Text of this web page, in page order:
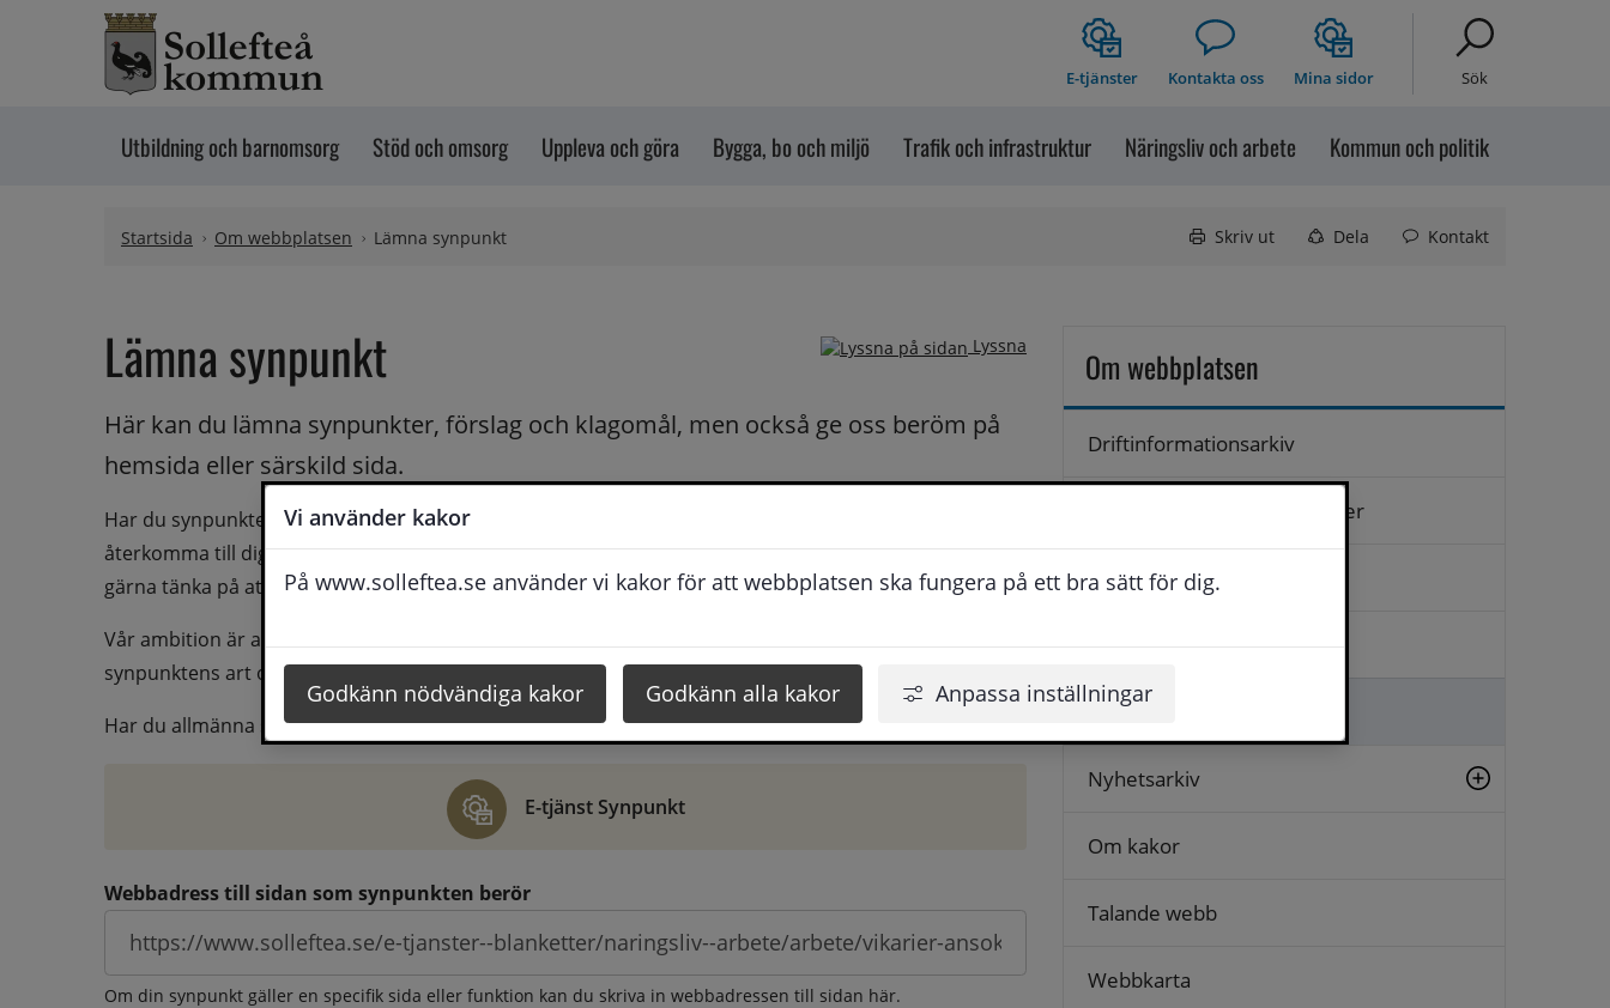
Vi använder kakor
På www.solleftea.se använder vi kakor för att webbplatsen ska fungera på ett bra sätt för dig.
Godkänn nödvändiga kakor Godkänn alla kakor Anpassa inställningar
Hoppa till innehåll
E-tjänster Kontakta oss Mina sidor Sök
Utbildning och barnomsorg Stöd och omsorg Uppleva och göra Bygga, bo och miljö Trafik och infrastruktur Näringsliv och arbete Kommun och politik
Startsida Om webbplatsen Lämna synpunkt Skriv ut Dela Kontakt
Lyssna
Lämna synpunkt
Här kan du lämna synpunkter, förslag och klagomål, men också ge oss beröm på
hemsida eller särskild sida.
Har du synpunkter på webbplatsen kan du skicka in dem via formuläret nedanför. Vill du att vi ska
återkomma till dig behöver du även fylla i dina kontaktuppgifter. När du skriver in din synpunkt får du
gärna tänka på att vara så tydlig som möjligt för att vi ska kunna hjälpa dig bättre.
Vår ambition är att besvara synpunkter så snart som möjligt, men svarstiden beror givetvis på
synpunktens art och omfång.
Har du allmänna synpunkter, klagomål eller beröm gör du det via e-tjänsten Synpunkt
E-tjänst Synpunkt
Webbadress till sidan som synpunkten berör
Om din synpunkt gäller en specifik sida eller funktion kan du skriva in webbadressen till sidan här.
Om webbplatsen
Driftinformationsarkiv
Hantering av personuppgifter
Kontakta oss
Logga in
Lämna synpunkt
Nyhetsarkiv
Om kakor
Talande webb
Webbkarta